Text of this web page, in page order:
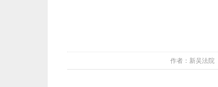
作者：新吴法院